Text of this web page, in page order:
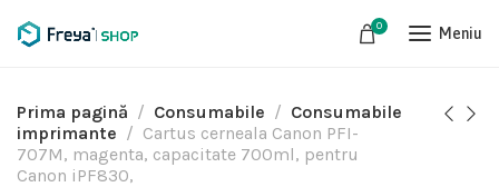
0 Meniu
Prima pagină Consumabile
Consumabile
imprimante
Cartus cerneala Canon PFI-
707M, magenta, capacitate 700ml, pentru
Canon iPF830,